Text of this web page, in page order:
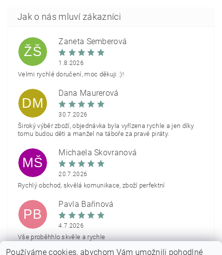
ŽŠ
Žaneta Šemberová
1.8.2026
Velmi rychlé doručení, moc děkuji :)!
DM
Dana Maurerová
30.7.2026
Široký výběr zboží, objednávka byla vyřízena rychle a jen díky
tomu budou děti a manžel na táboře za pravé piráty.
MŠ
Michaela Škovranová
20.7.2026
Rychlý obchod, skvělá komunikace, zboží perfektní
PB
Pavla Bařinová
4.7.2026
Vše proběhhlo skvěle a rychle
Používáme cookies, abychom Vám umožnili pohodlné